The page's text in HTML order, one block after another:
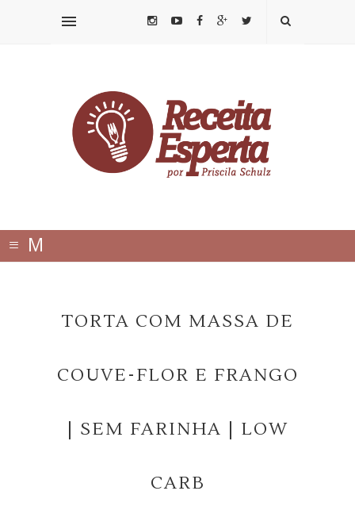
≡ M
TORTA COM MASSA DE
COUVE-FLOR E FRANGO
| SEM FARINHA | LOW
CARB